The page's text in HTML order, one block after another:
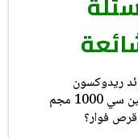
فيتامين سي 1000 مجم